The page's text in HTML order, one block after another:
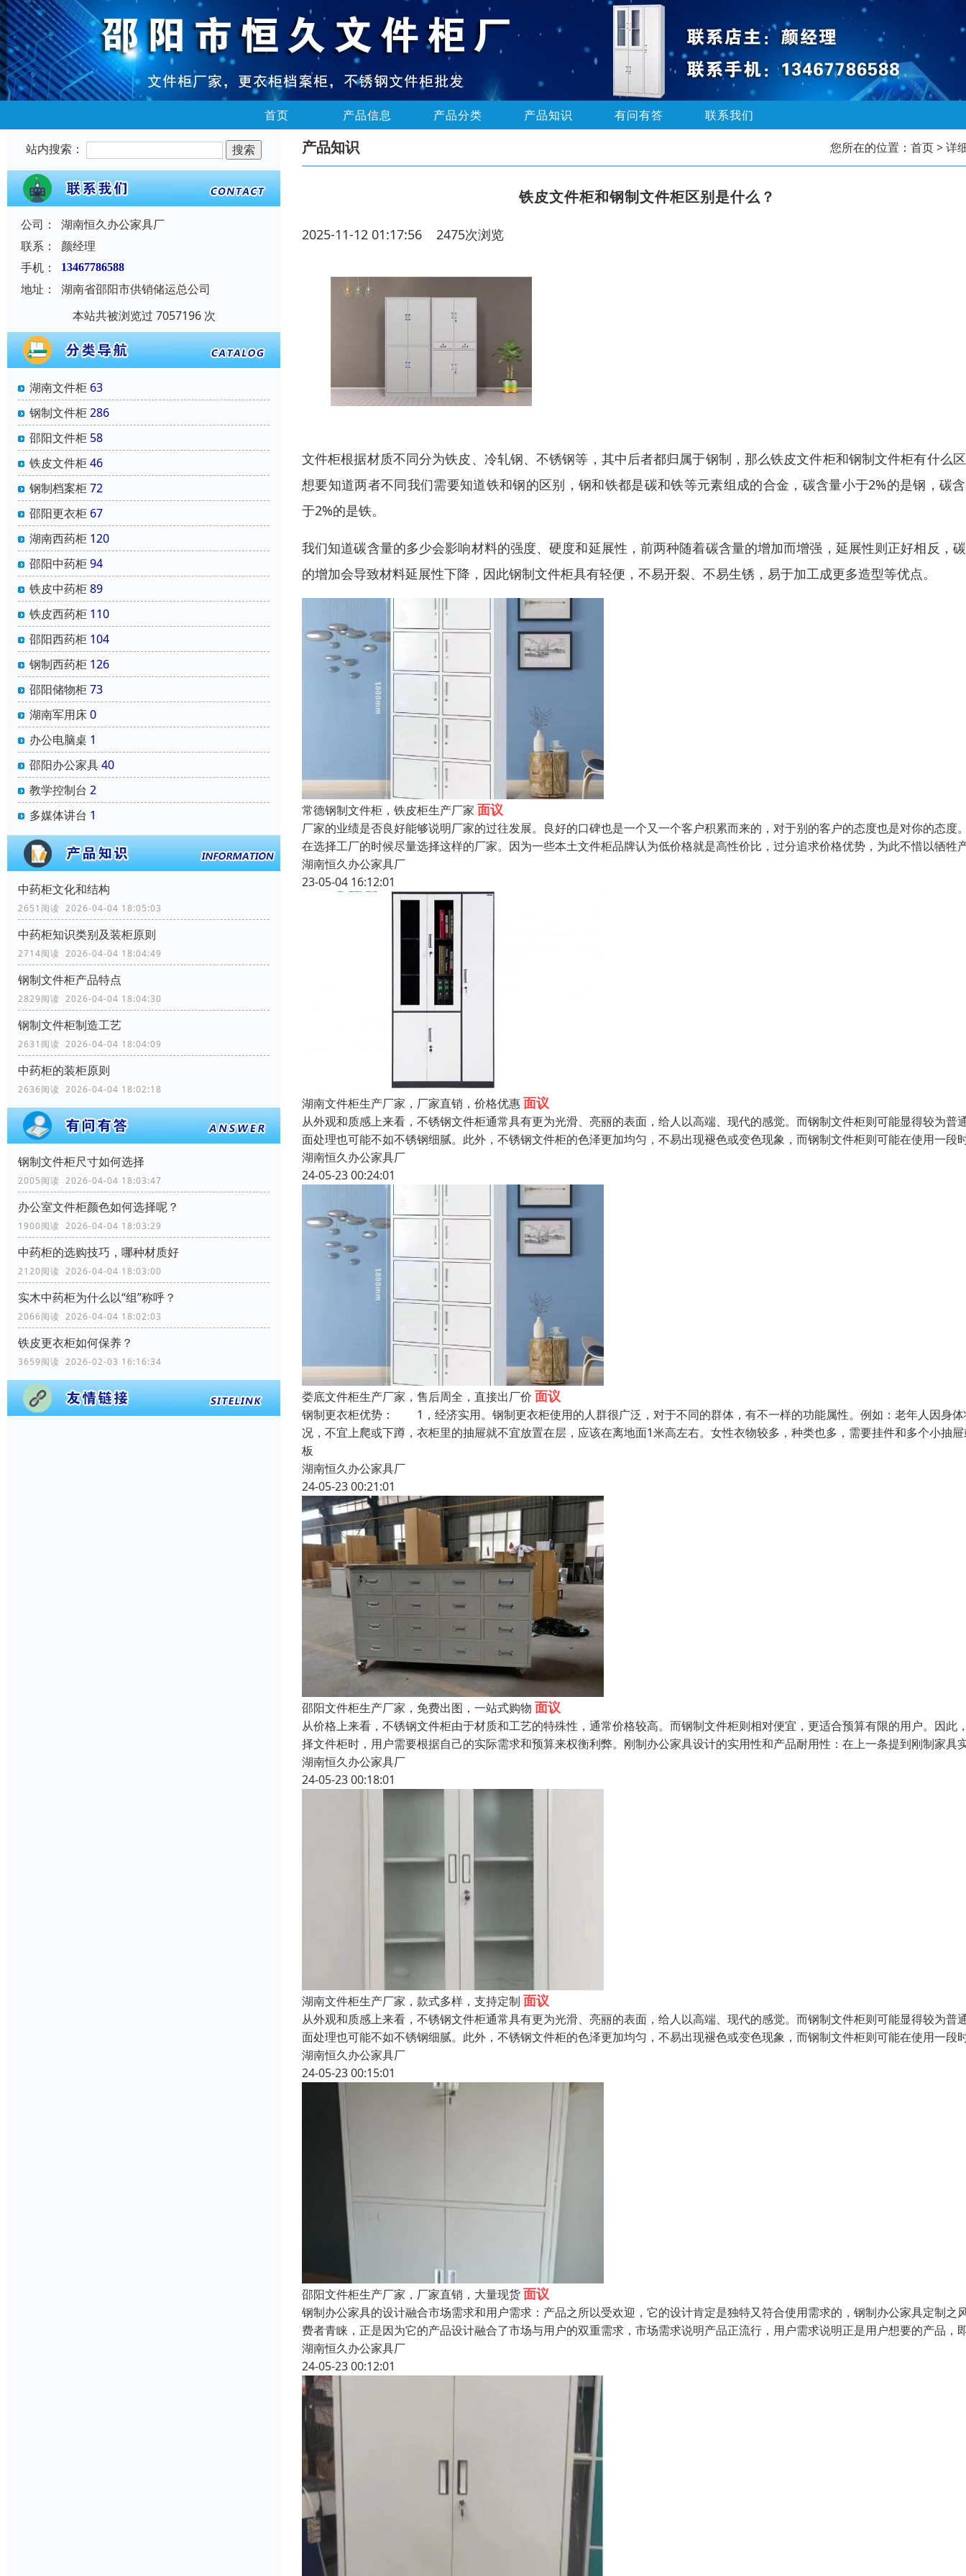
首页 产品信息 产品分类 产品知识 有问有答 联系我们
站内搜索：
公司：
湖南恒久办公家具厂
联系：
颜经理
手机：
13467786588
地址：
湖南省邵阳市供销储运总公司
本站共被浏览过 7057196 次
湖南文件柜 63
钢制文件柜286
邵阳文件柜 58
铁皮文件柜46
钢制档案柜72
邵阳更衣柜 67
湖南西药柜 120
邵阳中药柜94
铁皮中药柜89
铁皮西药柜 110
邵阳西药柜 104
钢制西药柜 126
邵阳储物柜73
湖南军用床0
办公电脑桌 1
邵阳办公家具40
教学控制台 2
多媒体讲台 1
中药柜文化和结构
2651阅读 2026-04-04 18:05:03
中药柜知识类别及装柜原则
2714阅读 2026-04-04 18:04:49
钢制文件柜产品特点
2829阅读 2026-04-04 18:04:30
钢制文件柜制造工艺
2631阅读 2026-04-04 18:04:09
中药柜的装柜原则
2636阅读 2026-04-04 18:02:18
钢制文件柜尺寸如何选择
2005阅读 2026-04-04 18:03:47
办公室文件柜颜色如何选择呢？
1900阅读 2026-04-04 18:03:29
中药柜的选购技巧，哪种材质好
2120阅读 2026-04-04 18:03:00
实木中药柜为什么以“组”称呼？
2066阅读 2026-04-04 18:02:03
铁皮更衣柜如何保养？
3659阅读 2026-02-03 16:16:34
产品知识 您所在的位置： 首页> 详
铁皮文件柜和钢制文件柜区别是什么？
2025-11-12 01:17:56 2475次浏览
文件柜根据材质不同分为铁皮、冷轧钢、不锈钢等，其中后者都归属于钢制，那么铁皮文件柜和钢制文件柜有什么
想要知道两者不同我们需要知道铁和钢的区别，钢和铁都是碳和铁等元素组成的合金，碳含量小于2%的是钢，碳
于2%的是铁。
我们知道碳含量的多少会影响材料的强度、硬度和延展性，前两种随着碳含量的增加而增强，延展性则正好相反，
的增加会导致材料延展性下降，因此钢制文件柜具有轻便，不易开裂、不易生锈，易于加工成更多造型等优点。
常德钢制文件柜，铁皮柜生产厂家 面议
厂家的业绩是否良好能够说明厂家的过往发展。良好的口碑也是一个又一个客户积累而来的，对于别的客户的态度也是对你的态度
在选择工厂的时候尽量选择这样的厂家。因为一些本土文件柜品牌认为低价格就是高性价比，过分追求价格优势，为此不惜以牺牲
湖南恒久办公家具厂
23-05-04 16:12:01
湖南文件柜生产厂家，厂家直销，价格优惠面议
从外观和质感上来看，不锈钢文件柜通常具有更为光滑、亮丽的表面，给人以高端、现代的感觉。而钢制文件柜则可能显得较为普
面处理也可能不如不锈钢细腻。此外，不锈钢文件柜的色泽更加均匀，不易出现褪色或变色现象，而钢制文件柜则可能在使用一段
湖南恒久办公家具厂
24-05-23 00:24:01
娄底文件柜生产厂家，售后周全，直接出厂价 面议
钢制更衣柜优势： 1，经济实用。钢制更衣柜使用的人群很广泛，对于不同的群体，有不一样的功能属性。例如：老年人因身
况，不宜上爬或下蹲，衣柜里的抽屉就不宜放置在层，应该在离地面1米高左右。女性衣物较多，种类也多，需要挂件和多个小抽
板
湖南恒久办公家具厂
24-05-23 00:21:01
邵阳文件柜生产厂家，免费出图，一站式购物 面议
从价格上来看，不锈钢文件柜由于材质和工艺的特殊性，通常价格较高。而钢制文件柜则相对便宜，更适合预算有限的用户。因此
择文件柜时，用户需要根据自己的实际需求和预算来权衡利弊。刚制办公家具设计的实用性和产品耐用性：在上一条提到刚制家具
湖南恒久办公家具厂
24-05-23 00:18:01
湖南文件柜生产厂家，款式多样，支持定制 面议
从外观和质感上来看，不锈钢文件柜通常具有更为光滑、亮丽的表面，给人以高端、现代的感觉。而钢制文件柜则可能显得较为普
面处理也可能不如不锈钢细腻。此外，不锈钢文件柜的色泽更加均匀，不易出现褪色或变色现象，而钢制文件柜则可能在使用一段
湖南恒久办公家具厂
24-05-23 00:15:01
邵阳文件柜生产厂家，厂家直销，大量现货面议
钢制办公家具的设计融合市场需求和用户需求：产品之所以受欢迎，它的设计肯定是独特又符合使用需求的，钢制办公家具定制之
费者青睐，正是因为它的产品设计融合了市场与用户的双重需求，市场需求说明产品正流行，用户需求说明正是用户想要的产品，
湖南恒久办公家具厂
24-05-23 00:12:01